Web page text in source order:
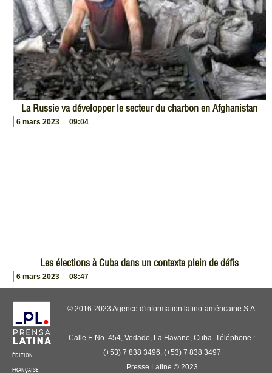
La Russie va développer le secteur du charbon en Afghanistan
6 mars 2023 09:04
Les élections à Cuba dans un contexte plein de défis
6 mars 2023 08:47
ÉDITION
FRANÇAISE
© 2016-2023 Agence d'information latino-américaine S.A.
Calle E No. 454, Vedado, La Havane, Cuba. Téléphone :
(+53) 7 838 3496, (+53) 7 838 3497
Presse Latine © 2023